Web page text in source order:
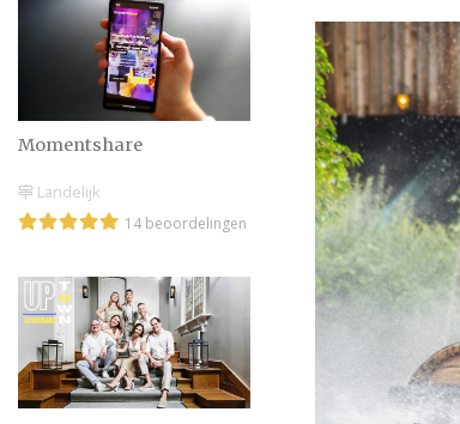
Momentshare
Landelijk
14 beoordelingen